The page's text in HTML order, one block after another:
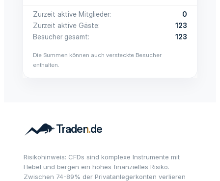
Zurzeit aktive Mitglieder
0
Zurzeit aktive Gäste
123
Besucher gesamt
123
Die Summen können auch versteckte Besucher
enthalten.
Risikohinweis: CFDs sind komplexe Instrumente mit
Hebel und bergen ein hohes finanzielles Risiko.
Zwischen 74-89% der Privatanlegerkonten verlieren